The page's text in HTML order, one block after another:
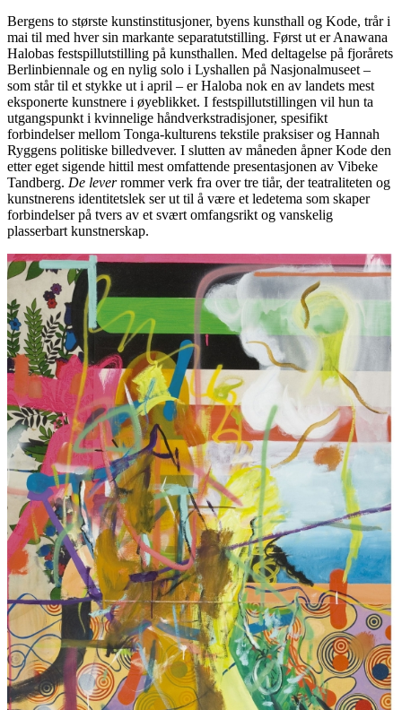
Bergens to største kunstinstitusjoner, byens kunsthall og Kode, trår i
mai til med hver sin markante separatutstilling. Først ut er Anawana
Halobas festspillutstilling på kunsthallen. Med deltagelse på fjorårets
Berlinbiennale og en nylig solo i Lyshallen på Nasjonalmuseet –
som står til et stykke ut i april – er Haloba nok en av landets mest
eksponerte kunstnere i øyeblikket. I festspillutstillingen vil hun ta
utgangspunkt i kvinnelige håndverkstradisjoner, spesifikt
forbindelser mellom Tonga-kulturens tekstile praksiser og Hannah
Ryggens politiske billedvever. I slutten av måneden åpner Kode den
etter eget sigende hittil mest omfattende presentasjonen av Vibeke
Tandberg. De leverrommer verk fra over tre tiår, der teatraliteten og
kunstnerens identitetslek ser ut til å være et ledetema som skaper
forbindelser på tvers av et svært omfangsrikt og vanskelig
plasserbart kunstnerskap.